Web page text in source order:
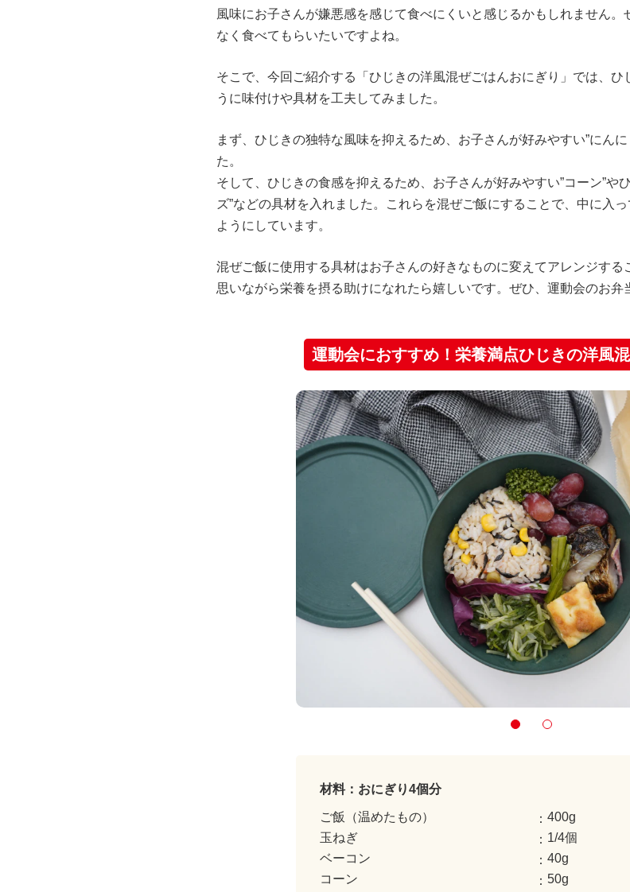
風味にお子さんが嫌悪感を感じて食べにくいと感じるかもしれません
なく食べてもらいたいですよね。
そこで、今回ご紹介する「ひじきの洋風混ぜごはんおにぎり」では、
うに味付けや具材を工夫してみました。
まず、ひじきの独特な風味を抑えるため、お子さんが好みやすい”にんに
た。
そして、ひじきの食感を抑えるため、お子さんが好みやすい”コーン”や
ズ”などの具材を入れました。これらを混ぜご飯にすることで、中に入
ようにしています。
混ぜご飯に使用する具材はお子さんの好きなものに変えてアレンジする
思いながら栄養を摂る助けになれたら嬉しいです。ぜひ、運動会のお弁
運動会におすすめ！栄養満点ひじきの洋風
材料：おにぎり4個分
ご飯（温めたもの）
400g
玉ねぎ
1/4個
ベーコン
40g
コーン
50g